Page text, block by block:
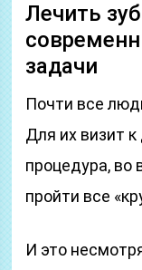
Лечить
задачи
Почти все
Для их визит
процедура, во
пройти все
И это